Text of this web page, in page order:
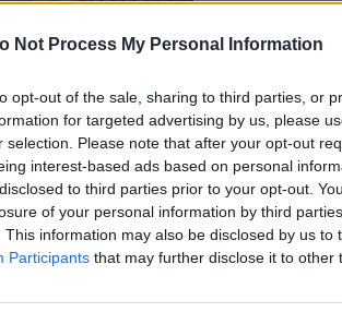
Not Process My Personal Information
opt-out of the sale, sharing to third parties, or
for targeted advertising by us, please
selection. Please note that after your opt-out
interest-based ads based on personal
to third parties prior to your opt-out.
of your personal information by third
This information may also be disclosed by us to
Participants that may further disclose it to other